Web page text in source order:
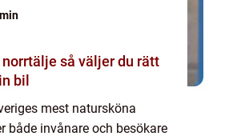
väljer du rätt
bil
mest natursköna
både invånare och besökare